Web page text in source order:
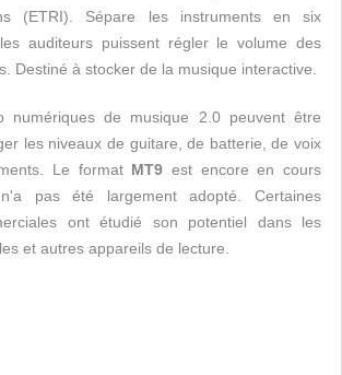
(ETRI). Sépare les instruments en six
auditeurs puissent régler le volume des
Destiné à stocker de la musique interactive.
numériques de musique 2.0 peuvent être
les niveaux de guitare, de batterie, de voix
Le format MT9 est encore en cours
pas été largement adopté. Certaines
ont étudié son potentiel dans les
et autres appareils de lecture.